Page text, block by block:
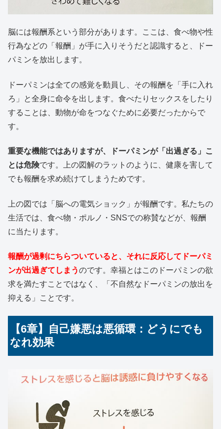
脳には報酬系という部分があります。ここは、食べ物や性
行為などの「報酬」が手に入りそうだと認識すると、ドー
パミンを放出します。
ドーパミンは全ての感覚を動員し、その報酬を「手に入れ
ろ」と全身に命令を出します。食べたりセックスをしたり
することは、動物が命をつなぐために必要だったからで
す。
重要な機能ではありますが、ドーパミンが「出過ぎる」こ
とは危険です。上の図解のラットのように、健康を害して
でも報酬を求め続けてしまうためです。
上の図では「脳への電気ショック」が報酬です。私たちの
生活では、食べ物・ポルノ・SNSでの称賛などが、報酬
に当たります。
報酬が過剰にちらついていると、それに反応してドーパミ
ンが出過ぎてしまうのです。幸福とはこのドーパミンの欲
求を満たすことではなく、「不自然なドーパミンの放出を
抑える」ことです。
【6章】自己嫌悪は悪循環：どうにでも
なれ効果